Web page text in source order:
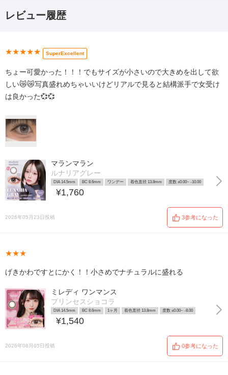
レビュー履歴
★★★★★ SuperExcellent
ちょー可愛かった！！！でもサイズが小さいので大きめを出して欲
しい😿😿写真盛れめちゃいいけどリアルで見ると結構派手で女受け
は良かった💞💞
マランマラン
ルナリアグレー
DIA 14.5mm BC 8.6mm ワンデー 着色直径 13.8mm 度数 ±0.00~ -10.00
¥1,760
2026年05月23日投稿 3参考になった
★★★
げきかわですとにかく！！小さめでナチュラルに盛れる
ミレディ ワンマンス
プリンセスショコラ
DIA 14.5mm BC 8.6mm 1ヶ月 着色直径 13.8mm 度数 ±0.00~ -8.00
¥1,540
2026年08月05日投稿 0参考になった